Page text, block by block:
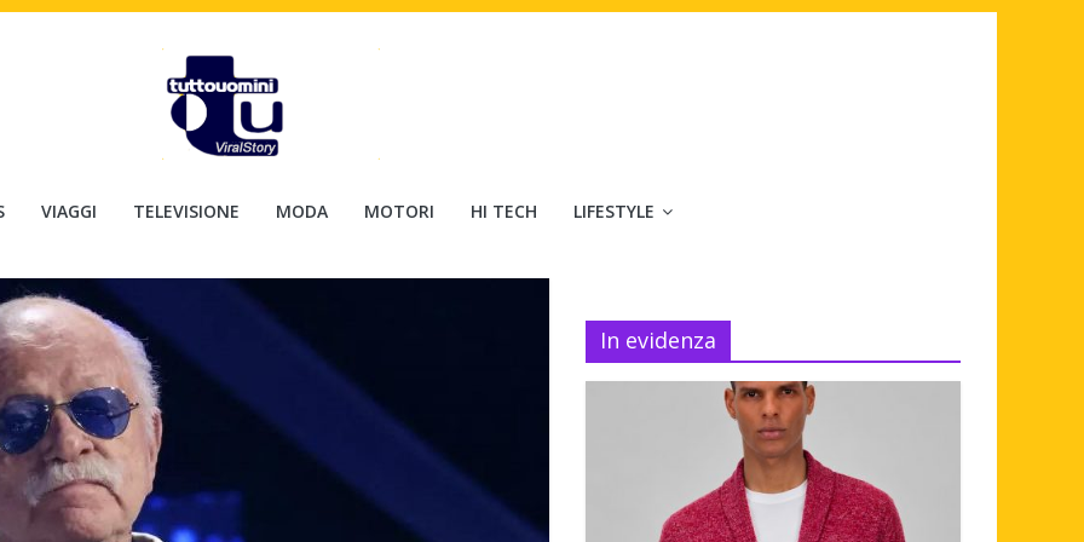
VIAGGI TELEVISIONE MODA MOTORI HI TECH LIFESTYLE
In evidenza